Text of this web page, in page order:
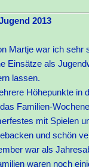
2013
Martje war ich sehr
Einsätze als
lassen.
Höhepunkte in
Familien-
mit Spielen
und schön
war als
waren noch